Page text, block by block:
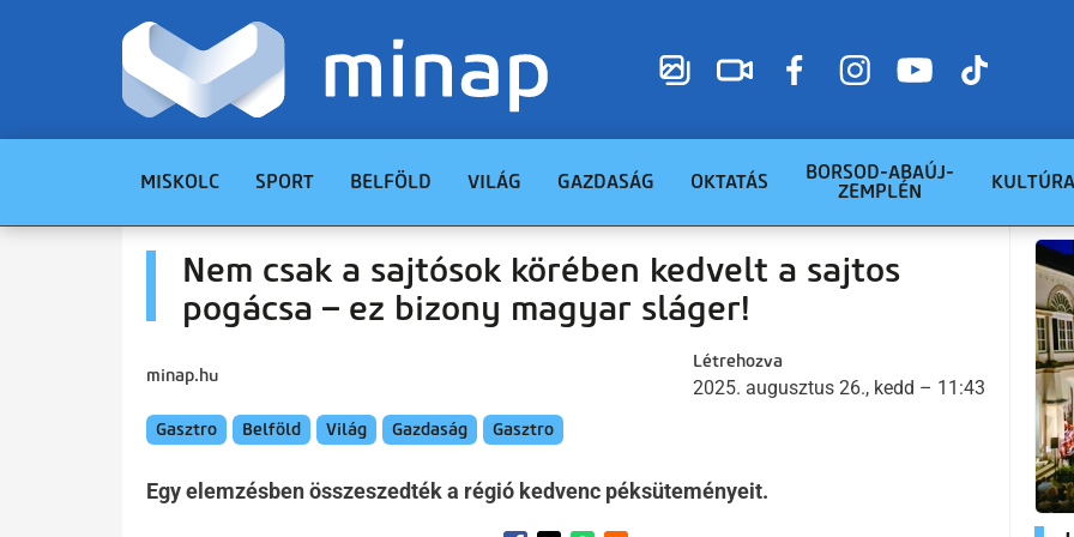
MISKOLC SPORT BELFÖLD VILÁG GAZDASÁG OKTATÁS
BORSOD-ABAÚJ-
ZEMPLÉN
KULTÚRA
Nem csak a sajtósok körében kedvelt a sajtos
pogácsa – ez bizony magyar sláger!
minap.hu
Létrehozva
2025. augusztus 26., kedd – 11:43
Gasztro Belföld Világ Gazdaság Gasztro
Egy elemzésben összeszedték a régió kedvenc péksüteményeit.